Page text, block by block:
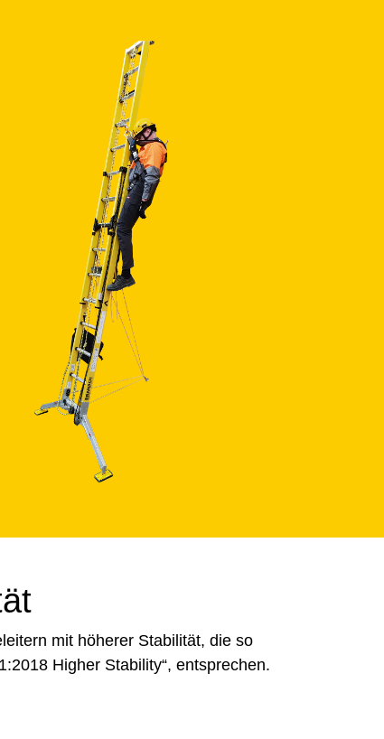
mit höherer Stabilität, die so
Higher Stability“, entsprechen.